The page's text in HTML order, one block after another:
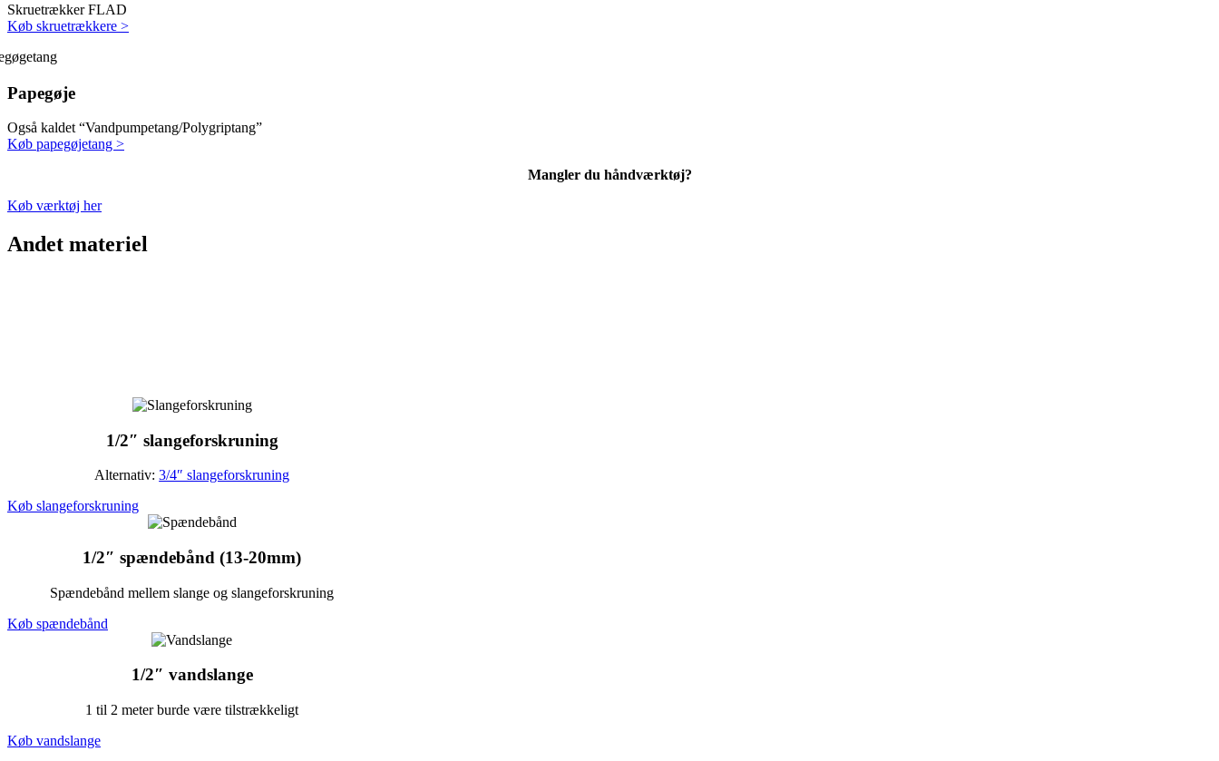
Skruetrækker FLAD
Køb skruetrækkere >
Papegøje
Også kaldet “Vandpumpetang/Polygriptang”
Køb papegøjetang >
Mangler du håndværktøj?
Køb værktøj her
Andet materiel
1/2″ slangeforskruning
Alternativ:3/4″ slangeforskruning
Køb slangeforskruning
1/2″ spændebånd (13-20mm)
Spændebånd mellem slange og slangeforskruning
Køb spændebånd
1/2″ vandslange
1 til 2 meter burde være tilstrækkeligt
Køb vandslange